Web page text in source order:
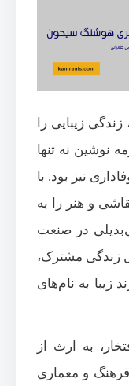
زیبایی را
نوشین نه تنها
نیز بود. با
و هنر را به
در صنعت
زوج، پس از ۲۳ سال زندگی مشترک،
زیبا به نام‌های
به ارث از
و معماری